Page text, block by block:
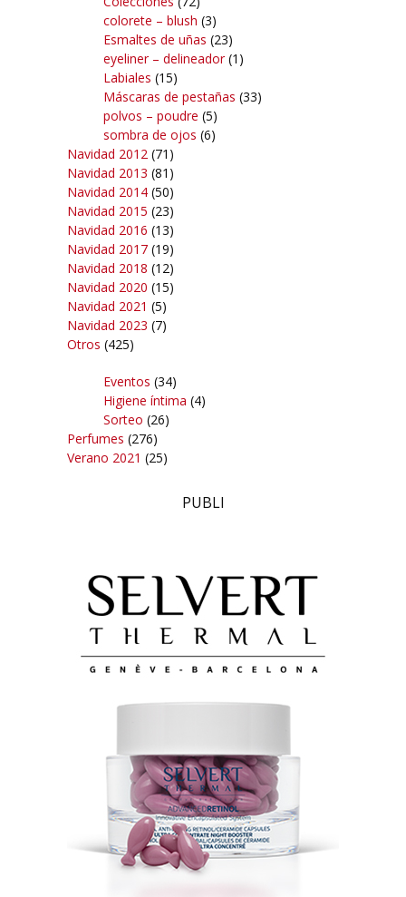
colorete – blush (3)
Esmaltes de uñas (23)
eyeliner – delineador(1)
Labiales (15)
Máscaras de pestañas (33)
polvos – poudre (5)
sombra de ojos (6)
Navidad 2012 (71)
Navidad 2013 (81)
Navidad 2014 (50)
Navidad 2015 (23)
Navidad 2016 (13)
Navidad 2017 (19)
Navidad 2018 (12)
Navidad 2020 (15)
Navidad 2021 (5)
Navidad 2023 (7)
Otros (425)
Eventos (34)
Higiene íntima (4)
Sorteo (26)
Perfumes (276)
Verano 2021 (25)
PUBLI